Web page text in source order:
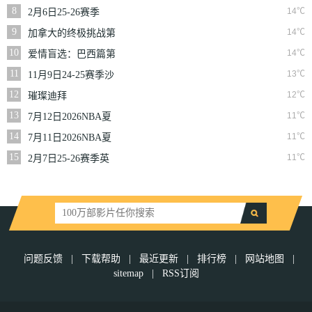
二季
8 14℃
2月6日25-26赛季
NBA常规赛篮网VS
魔术
9 14℃
加拿大的终极挑战第
一季
10 14℃
爱情盲选：巴西篇第
二季
11 13℃
11月9日24-25赛季沙
联第10轮利雅得体育
VS利雅得胜利
12 12℃
璀璨迪拜
13
11℃
7月12日2026NBA夏
季联赛尼克斯VS马刺
14 11℃
7月11日2026NBA夏
季联赛公牛VS灰熊
15 11℃
2月7日25-26赛季英
问题反馈 下载帮助 最近更新 排行榜 网站地图
sitemap
RSS订阅